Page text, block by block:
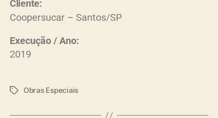
Cliente:
Coopersucar – Santos/SP
Execução / Ano:
2019
Obras Especiais